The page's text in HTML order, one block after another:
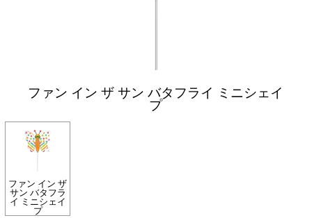
ファン イン ザ サン バタフライ ミニシェイ
プ
ファン イン ザ
サン バタフラ
イ ミニシェイ
プ